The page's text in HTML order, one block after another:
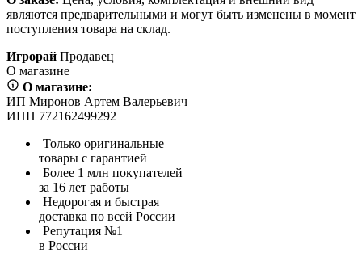
являются предварительными и могут быть изменены в момент
поступления товара на склад.
Игрорай Продавец
О магазине
О магазине:
ИП Миронов Артем Валерьевич
ИНН 772162499292
Только оригинальные
товары с гарантией
Более 1 млн покупателей
за 16 лет работы
Недорогая и быстрая
доставка по всей России
Репутация №1
в России